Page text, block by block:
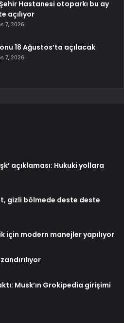
Hastanesi otoparkı bu ay
açılıyor
7, 2026
18 Ağustos’ta açılacak
7, 2026
açıklaması: Hukuki yollara
gizli bölmede deste deste
için modern manejler yapılıyor
Musk’ın Grokipedia girişimi